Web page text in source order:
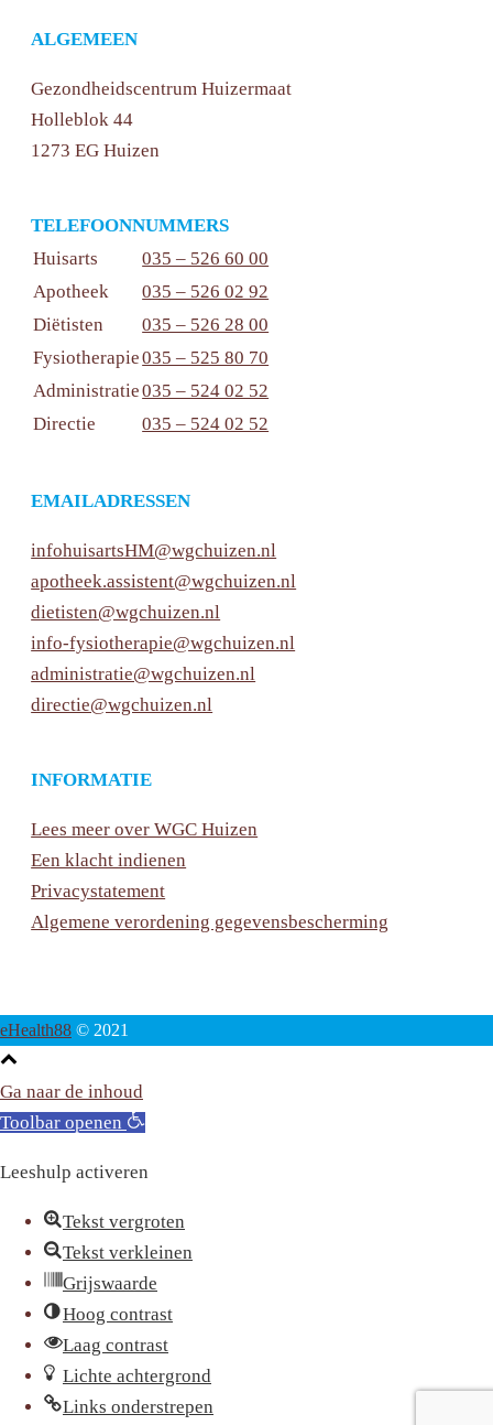
ALGEMEEN
Gezondheidscentrum Huizermaat
Holleblok 44
1273 EG Huizen
TELEFOONNUMMERS
Huisarts
035 – 526 60 00
Apotheek
035 – 526 02 92
Diëtisten
035 – 526 28 00
Fysiotherapie035 – 525 80 70
Administratie035 – 524 02 52
Directie
035 – 524 02 52
EMAILADRESSEN
infohuisartsHM@wgchuizen.nl
apotheek.assistent@wgchuizen.nl
dietisten@wgchuizen.nl
info-fysiotherapie@wgchuizen.nl
administratie@wgchuizen.nl
directie@wgchuizen.nl
INFORMATIE
Lees meer over WGC Huizen
Een klacht indienen
Privacystatement
Algemene verordening gegevensbescherming
eHealth88 © 2021
Ga naar de inhoud
Toolbar openen
Leeshulp activeren
Tekst vergroten
Tekst verkleinen
Grijswaarde
Hoog contrast
Laag contrast
Lichte achtergrond
Links onderstrepen